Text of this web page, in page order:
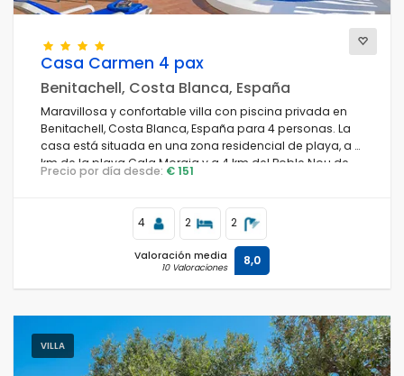
Categorías adicionales
Casa Carmen 4 pax
Benitachell, Costa Blanca, España
Maravillosa y confortable villa con piscina privada en
Benitachell, Costa Blanca, España para 4 personas. La
casa está situada en una zona residencial de playa, a 4
km de la playa Cala Moraig y a 4 km del Poble Nou de
Benitachell.
Precio por día desde: € 151
4 2 2
Valoración media
10 Valoraciones 8,0
VILLA